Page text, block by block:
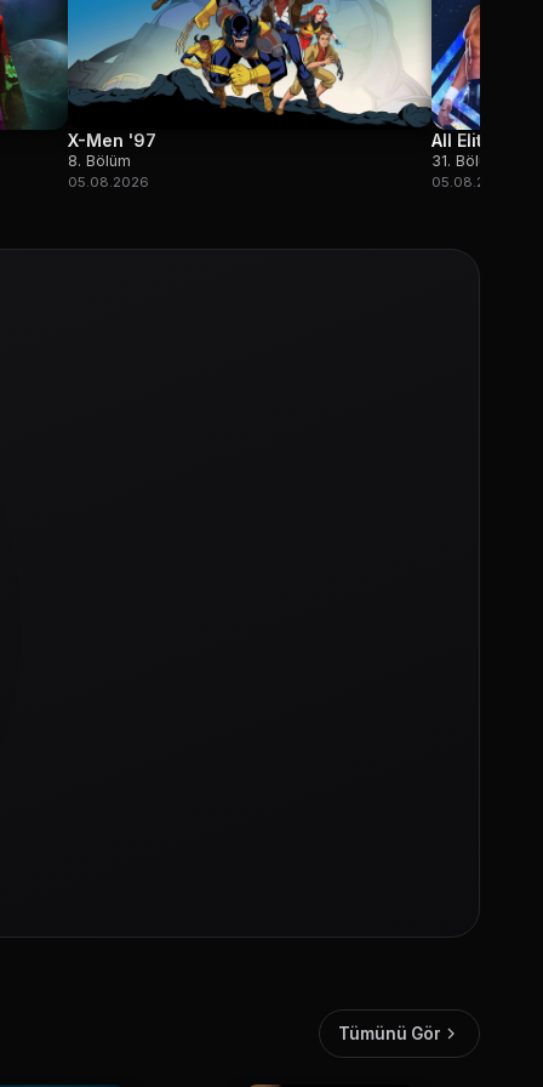
X-Men '97
8. Bölüm
05.08.2026
All Elite
31. Bölüm
05.08.2026
Tümünü Gör